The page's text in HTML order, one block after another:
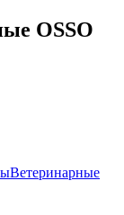
OSSO
Ветеринарные